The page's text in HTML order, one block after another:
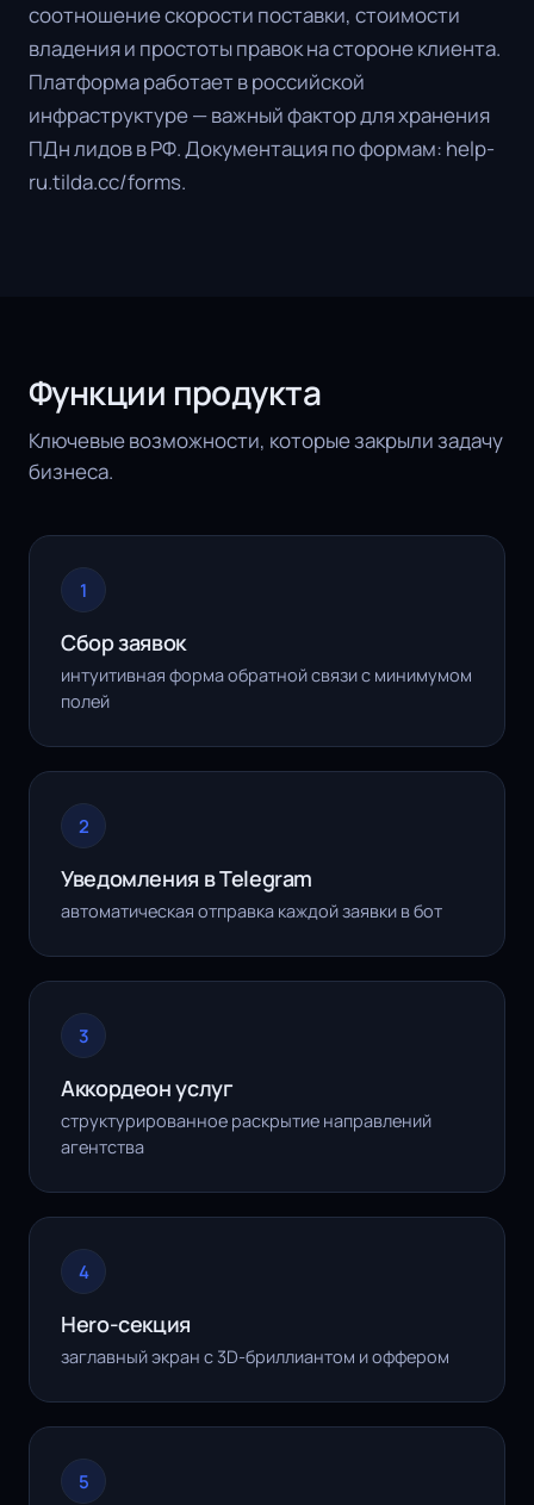
соотношение скорости поставки, стоимости
владения и простоты правок на стороне клиента.
Платформа работает в российской
инфраструктуре — важный фактор для хранения
ПДн лидов в РФ. Документация по формам: help-
ru.tilda.cc/forms.
Функции продукта
Ключевые возможности, которые закрыли задачу
бизнеса.
1
Сбор заявок
интуитивная форма обратной связи с минимумом
полей
2
Уведомления в Telegram
автоматическая отправка каждой заявки в бот
3
Аккордеон услуг
структурированное раскрытие направлений
агентства
4
Hero-секция
заглавный экран с 3D-бриллиантом и оффером
5